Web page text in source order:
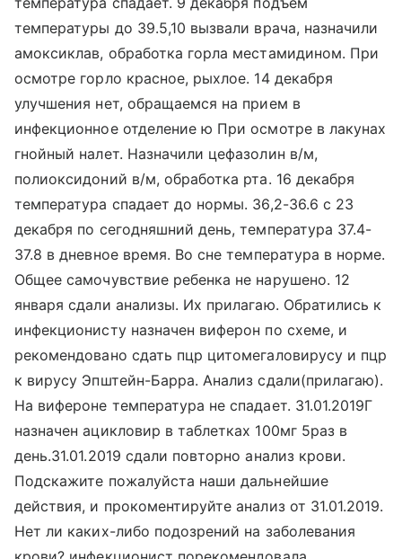
температуры до 39.5,10 вызвали врача, назначили
амоксиклав, обработка горла местамидином. При
осмотре горло красное, рыхлое. 14 декабря
улучшения нет, обращаемся на прием в
инфекционное отделение ю При осмотре в лакунах
гнойный налет. Назначили цефазолин в/м,
полиоксидоний в/м, обработка рта. 16 декабря
температура спадает до нормы. 36,2-36.6 с 23
декабря по сегодняшний день, температура 37.4-
37.8 в дневное время. Во сне температура в норме.
Общее самочувствие ребенка не нарушено. 12
января сдали анализы. Их прилагаю. Обратились к
инфекционисту назначен виферон по схеме, и
рекомендовано сдать пцр цитомегаловирусу и пцр
к вирусу Эпштейн-Барра. Анализ сдали(прилагаю).
На вифероне температура не спадает. 31.01.2019Г
назначен ацикловир в таблетках 100мг 5раз в
день.31.01.2019 сдали повторно анализ крови.
Подскажите пожалуйста наши дальнейшие
действия, и прокоментируйте анализ от 31.01.2019.
Нет ли каких-либо подозрений на заболевания